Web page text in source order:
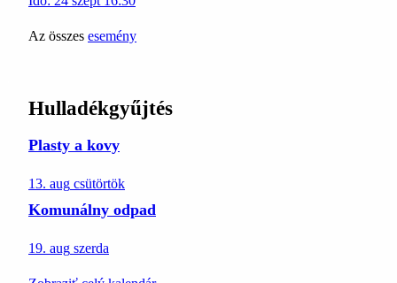
Az összes esemény
Hulladékgyűjtés
Plasty a kovy
13. aug csütörtök
Komunálny odpad
19. aug szerda